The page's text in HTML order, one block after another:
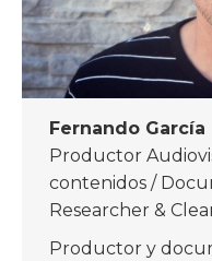
Fernando García
Productor
contenidos /
Researcher &
Productor y